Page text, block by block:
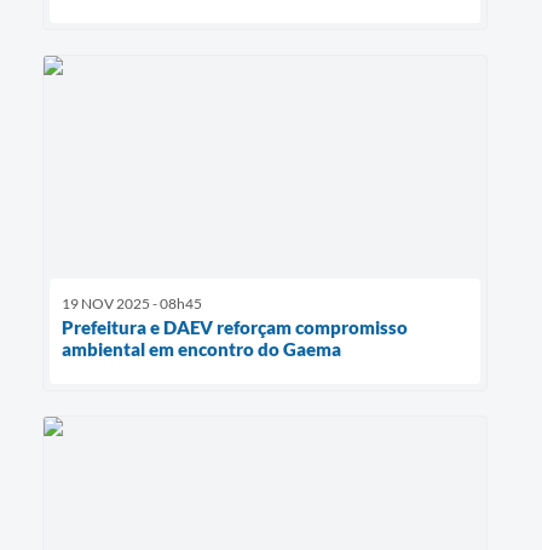
19 NOV 2025 - 08h45
Prefeitura e DAEV reforçam compromisso
ambiental em encontro do Gaema